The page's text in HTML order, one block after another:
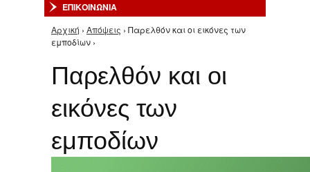
ΕΠΙΚΟΙΝΩΝΙΑ
Είστε εδώ
Αρχική › Απόψεις › Παρελθόν και οι εικόνες των
εμποδίων ›
Παρελθόν και οι
εικόνες των
εμποδίων